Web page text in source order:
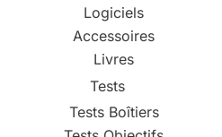
Logiciels
Accessoires
Livres
Tests
Tests Boîtiers